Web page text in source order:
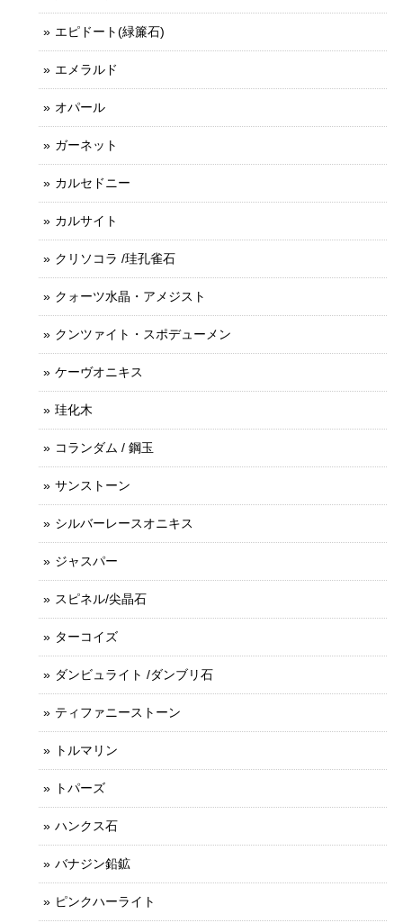
エピドート(緑簾石)
エメラルド
オパール
ガーネット
カルセドニー
カルサイト
クリソコラ /珪孔雀石
クォーツ水晶・アメジスト
クンツァイト・スポデューメン
ケーヴオニキス
珪化木
コランダム / 鋼玉
サンストーン
シルバーレースオニキス
ジャスパー
スピネル/尖晶石
ターコイズ
ダンビュライト /ダンブリ石
ティファニーストーン
トルマリン
トパーズ
ハンクス石
バナジン鉛鉱
ピンクハーライト